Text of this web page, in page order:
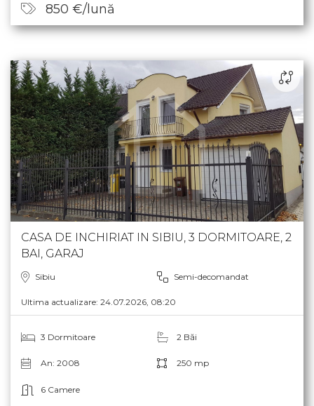
850 €/lună
CASA DE INCHIRIAT IN SIBIU, 3 DORMITOARE, 2
BAI, GARAJ
Sibiu Semi-decomandat
Ultima actualizare: 24.07.2026, 08:20
3 Dormitoare 2 Băi
An: 2008 250 mp
6 Camere